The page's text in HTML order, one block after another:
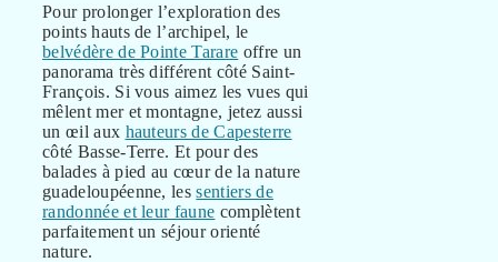
Pour prolonger l’exploration des
points hauts de l’archipel, le
belvédère de Pointe Tarare offre un
panorama très différent côté Saint-
François. Si vous aimez les vues qui
mêlent mer et montagne, jetez aussi
un œil aux hauteurs de Capesterre
côté Basse-Terre. Et pour des
balades à pied au cœur de la nature
guadeloupéenne, lessentiers de
randonnée et leur faune complètent
parfaitement un séjour orienté
nature.